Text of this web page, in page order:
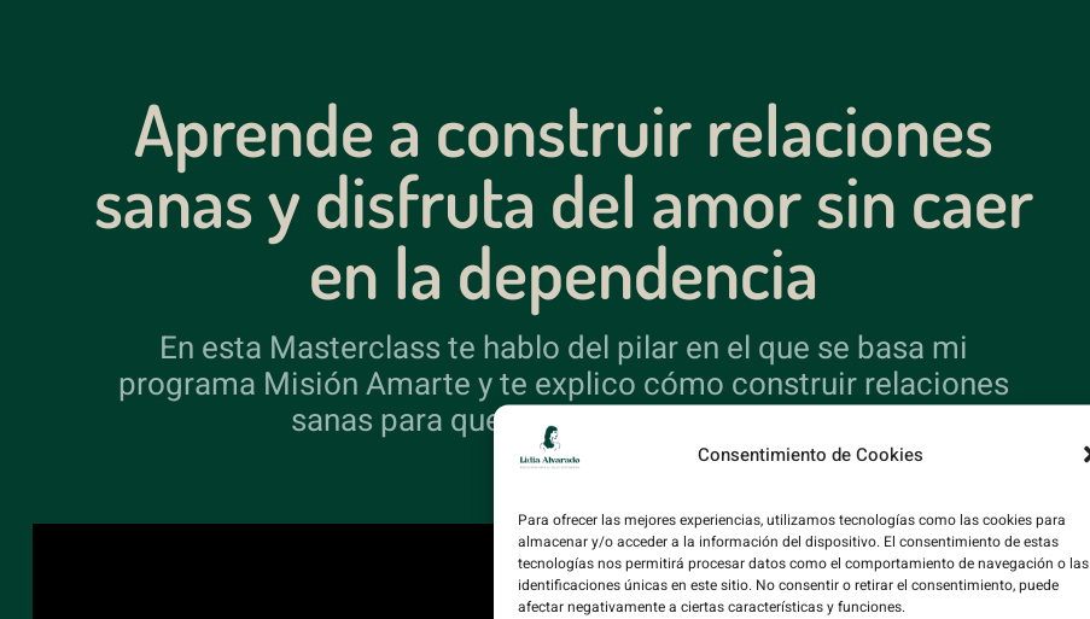
Consentimiento de Cookies
Para ofrecer las mejores experiencias, utilizamos tecnologías como las cookies para
almacenar y/o acceder a la información del dispositivo. El consentimiento de estas
tecnologías nos permitirá procesar datos como el comportamiento de navegación o las
identificaciones únicas en este sitio. No consentir o retirar el consentimiento, puede
afectar negativamente a ciertas características y funciones.
Aprende a construir relaciones
sanas y disfruta del amor sin caer
en la dependencia
En esta Masterclass te hablo del pilar en el que se basa mi
programa Misión Amarte y te explico cómo construir relaciones
sanas para que el amor te deje de doler